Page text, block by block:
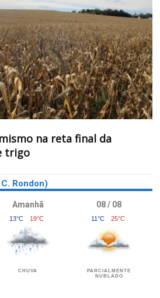
na reta final da
trigo
Rondon)
Amanhã
13°C 19°C
CHUVA
08 / 08
11°C 25°C
PARCIALMENTE
NUBLADO